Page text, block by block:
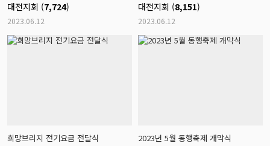
대전지회 (7,724)
2023.06.12
대전지회 (8,151)
2023.06.12
희망브리지 전기요금 전달식 2023년 5월 동행축제 개막식